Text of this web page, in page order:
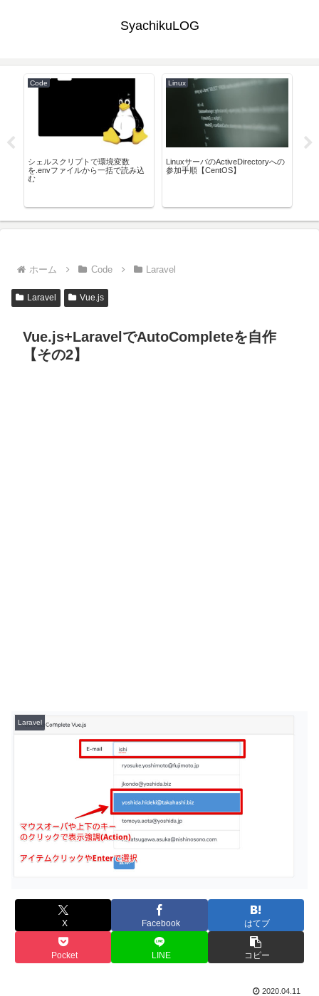
SyachikuLOG
Code
シェルスクリプトで環境変数
を.envファイルから一括で読み込
む
Linux
LinuxサーバのActiveDirectoryへの
参加手順【CentOS】
ホーム Code Laravel
Laravel Vue.js
Vue.js+LaravelでAutoCompleteを自作
【その2】
Laravel
X Facebook はてブ
Pocket LINE コピー
2020.04.11